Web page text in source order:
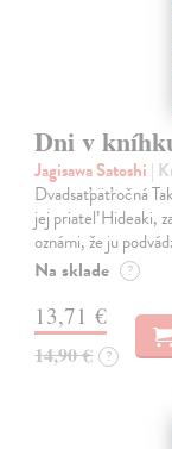
Dni v
Jagisawa Satoshi |
Dvadsaťpäťročná
jej priateľ Hideaki,
oznámi, že ju
Na sklade ?
13,71 €
14,90 € ?